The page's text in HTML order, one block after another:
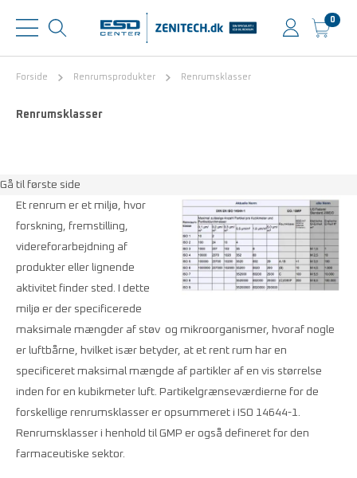
0
Forside Renrumsprodukter Renrumsklasser
Renrumsklasser
Gå til første side
Et renrum er et miljø, hvor
forskning, fremstilling,
videreforarbejdning af
produkter eller lignende
aktivitet finder sted. I dette
miljø er der specificerede
maksimale mængder af støv og mikroorganismer, hvoraf nogle
er luftbårne, hvilket især betyder, at et rent rum har en
specificeret maksimal mængde af partikler af en vis størrelse
inden for en kubikmeter luft. Partikelgrænseværdierne for de
forskellige renrumsklasser er opsummeret i ISO 14644-1.
Renrumsklasser i henhold til GMP er også defineret for den
farmaceutiske sektor.